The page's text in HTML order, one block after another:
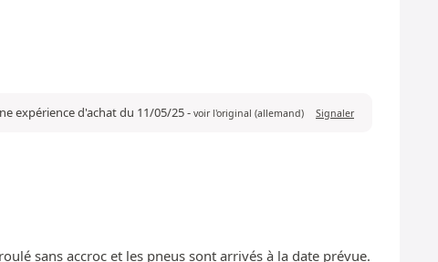
expérience d'achat du 11/05/25- voir l'original (allemand) Signaler
sans accroc et les pneus sont arrivés à la date prévue.